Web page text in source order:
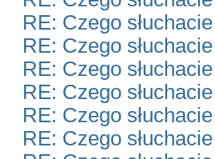
RE: Czego
RE: Czego
RE: Czego
RE: Czego
RE: Czego
RE: Czego